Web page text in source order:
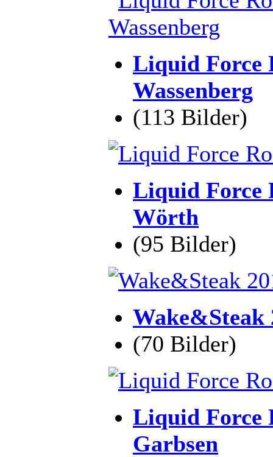
Liquid Force
Wassenberg
(113 Bilder)
Liquid Force
Wörth
(95 Bilder)
Wake&Steak
(70 Bilder)
Liquid Force
Garbsen